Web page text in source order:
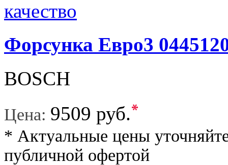
Форсунка Евро3
BOSCH
Цена: 9509 руб.*
* Актуальные цены
публичной офертой